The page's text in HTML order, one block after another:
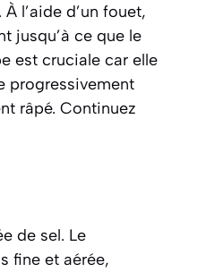
l’aide d’un fouet,
jusqu’à ce que le
est cruciale car elle
progressivement
râpé. Continuez
de sel. Le
fine et aérée,